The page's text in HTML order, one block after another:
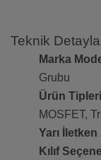
Teknik
Marka
Grubu
Ürün
MOSFET,
Yarı
Kılıf